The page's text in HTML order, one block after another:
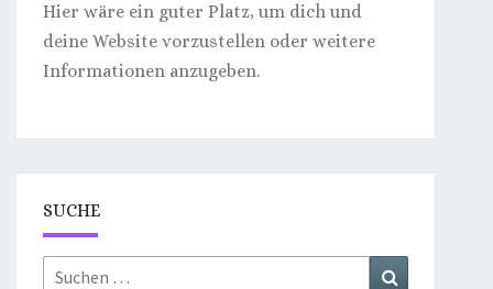
Hier wäre ein guter Platz, um dich und
deine Website vorzustellen oder weitere
Informationen anzugeben.
SUCHE
Suchen